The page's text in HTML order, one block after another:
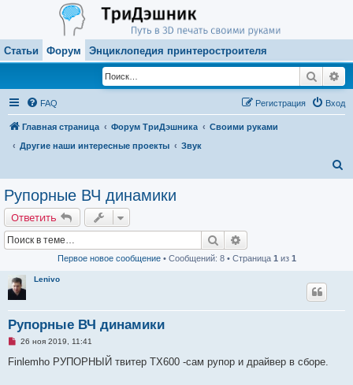
Статьи Форум Энциклопедия принтеростроителя
Поиск
FAQ Вход
Регистрация
Главная страница Форум ТриДэшника
Своими руками
Другие наши интересные проекты
Звук
Рупорные ВЧ динамики
Ответить
Поиск
Первое новое сообщение• Сообщений: 8 • Страница 1 из 1
Lenivo
Рупорные ВЧ динамики
Н
п
26 ноя 2019, 11:41
Finlemho РУПОРНЫЙ твитер TX600 -сам рупор и драйвер в сборе.